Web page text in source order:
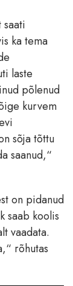
saati
ka tema
laste
põlenud
kurvem
sõja tõttu
saanud,“
on pidanud
saab koolis
vaadata.
rõhutas